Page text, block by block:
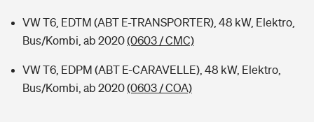
VW T6, EDTM (ABT E-TRANSPORTER), 48 kW, Elektro,
Bus/Kombi, ab 2020(0603 / CMC)
VW T6, EDPM (ABT E-CARAVELLE), 48 kW, Elektro,
Bus/Kombi, ab 2020(0603 / COA)